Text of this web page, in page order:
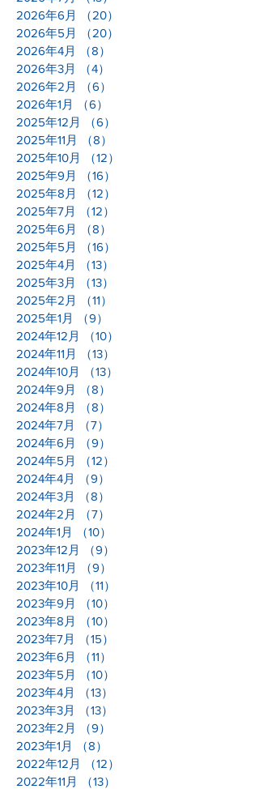
2026年6月
（20）
2026年5月
（20）
2026年4月
（8）
2026年3月
（4）
2026年2月
（6）
2026年1月
（6）
2025年12月
（6）
2025年11月
（8）
2025年10月
（12）
2025年9月
（16）
2025年8月
（12）
2025年7月
（12）
2025年6月
（8）
2025年5月
（16）
2025年4月
（13）
2025年3月
（13）
2025年2月
（11）
2025年1月
（9）
2024年12月
（10）
2024年11月
（13）
2024年10月
（13）
2024年9月
（8）
2024年8月
（8）
2024年7月
（7）
2024年6月
（9）
2024年5月
（12）
2024年4月
（9）
2024年3月
（8）
2024年2月
（7）
2024年1月
（10）
2023年12月
（9）
2023年11月
（9）
2023年10月
（11）
2023年9月
（10）
2023年8月
（10）
2023年7月
（15）
2023年6月
（11）
2023年5月
（10）
2023年4月
（13）
2023年3月
（13）
2023年2月
（9）
2023年1月
（8）
2022年12月
（12）
2022年11月
（13）